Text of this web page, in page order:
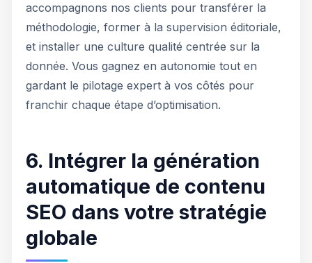
accompagnons nos clients pour transférer la
méthodologie, former à la supervision éditoriale,
et installer une culture qualité centrée sur la
donnée. Vous gagnez en autonomie tout en
gardant le pilotage expert à vos côtés pour
franchir chaque étape d’optimisation.
6. Intégrer la génération
automatique de contenu
SEO dans votre stratégie
globale